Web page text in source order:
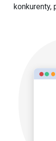
konkurenty,